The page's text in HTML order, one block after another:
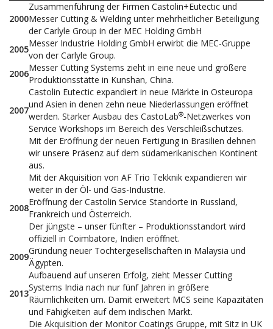
2000
Zusammenführung der Firmen Castolin+Eutectic und
Messer Cutting & Welding unter mehrheitlicher Beteiligung
der Carlyle Group in der MEC Holding GmbH
2005
Messer Industrie Holding GmbH erwirbt die MEC-Gruppe
von der Carlyle Group.
2006
Messer Cutting Systems zieht in eine neue und größere
Produktionsstätte in Kunshan, China.
2007
Castolin Eutectic expandiert in neue Märkte in Osteuropa
und Asien in denen zehn neue Niederlassungen eröffnet
werden. Starker Ausbau des CastoLab®-Netzwerkes von
Service Workshops im Bereich des Verschleißschutzes.
Mit der Eröffnung der neuen Fertigung in Brasilien dehnen
wir unsere Präsenz auf dem südamerikanischen Kontinent
aus.
Mit der Akquisition von AF Trio Tekknik expandieren wir
weiter in der Öl- und Gas-Industrie.
2008
Eröffnung der Castolin Service Standorte in Russland,
Frankreich und Österreich.
Der jüngste – unser fünfter – Produktionsstandort wird
offiziell in Coimbatore, Indien eröffnet.
2009
Gründung neuer Tochtergesellschaften in Malaysia und
Ägypten.
2013
Aufbauend auf unseren Erfolg, zieht Messer Cutting
Systems India nach nur fünf Jahren in größere
Räumlichkeiten um. Damit erweitert MCS seine Kapazitäten
und Fähigkeiten auf dem indischen Markt.
Die Akquisition der Monitor Coatings Gruppe, mit Sitz in UK